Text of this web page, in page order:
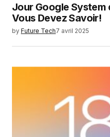
Jour Google System
Vous Devez Savoir!
by Future Tech7 avril 2025